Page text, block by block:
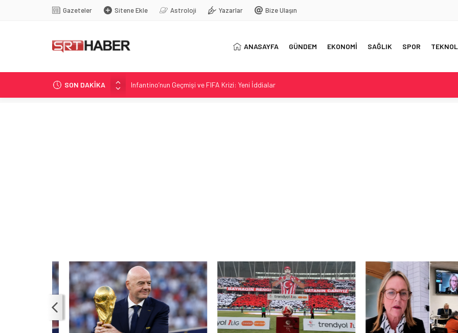
Gazeteler Sitene Ekle Astroloji Yazarlar Bize Ulaşın
ANASAYFA GÜNDEM EKONOMİ SAĞLIK SPOR
SON DAKİKA
Infantino’nun Geçmişi ve FIFA Krizi: Yeni İddialar
Eskien Doğrultusunda Sivasspor Yeni Sezona Hazırlıkta